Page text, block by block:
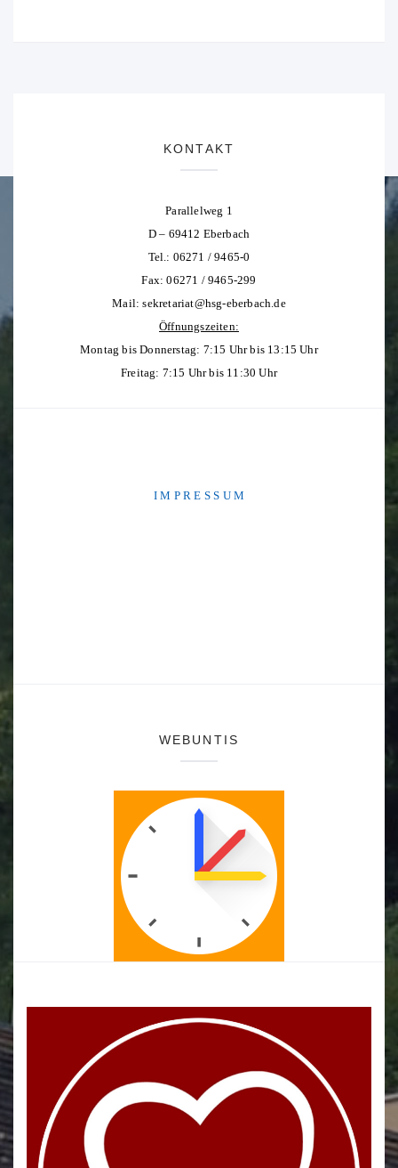
KONTAKT
Parallelweg 1
D – 69412 Eberbach
Tel.: 06271 / 9465-0
Fax: 06271 / 9465-299
Mail:sekretariat@hsg-eberbach.de
Öffnungszeiten:
Montag bis Donnerstag: 7:15 Uhr bis 13:15 Uhr
Freitag: 7:15 Uhr bis 11:30 Uhr
I M P R E S S U M
WEBUNTIS